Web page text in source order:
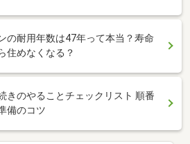
の耐用年数は47年って本当？寿命
住めなくなる？
きのやることチェックリスト 順番
備のコツ